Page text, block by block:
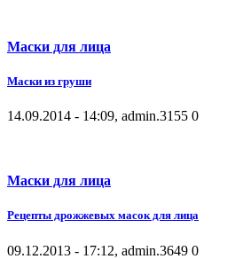
Маски для лица
Маски из груши
14.09.2014 - 14:09, admin.3155 0
Маски для лица
Рецепты дрожжевых масок для лица
09.12.2013 - 17:12, admin.3649 0